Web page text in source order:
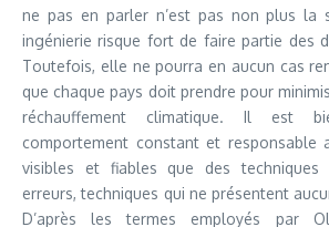
ne pas en parler n’est pas non plus la
ingénierie risque fort de faire partie des
Toutefois, elle ne pourra en aucun cas
que chaque pays doit prendre pour
réchauffement climatique. Il est
comportement constant et responsable
visibles et fiables que des
erreurs, techniques qui ne présentent
D’après les termes employés par